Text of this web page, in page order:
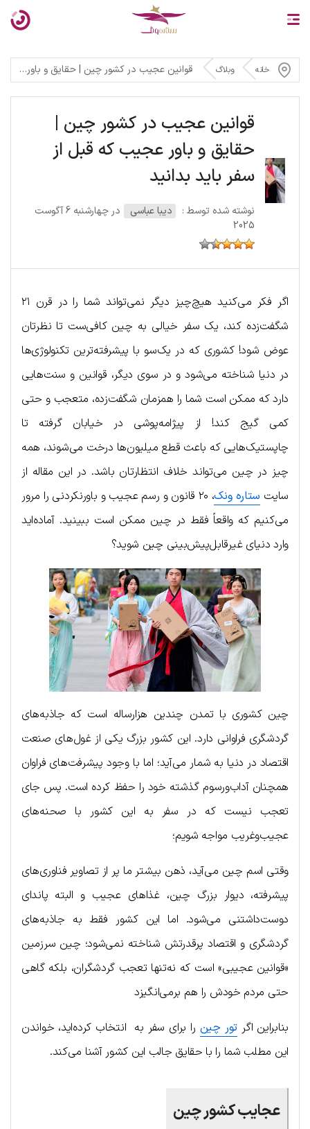
خانه وبلاگ قوانین عجیب در کشور چین | حقایق و باور عجیب که قبل از سفر باید بدانید
قوانین عجیب در کشور چین |
حقایق و باور عجیب که قبل از
سفر باید بدانید
نوشته شده توسط : دیبا عباسی
در چهارشنبه 6 آگوست
2025
اگر فکر می‌کنید هیچ‌چیز دیگر نمی‌تواند شما را در قرن ۲۱
شگفت‌زده کند، یک سفر خیالی به چین کافی‌ست تا نظرتان
عوض شود! کشوری که در یک‌سو با پیشرفته‌ترین تکنولوژی‌ها
در دنیا شناخته می‌شود و در سوی دیگر، قوانین و سنت‌هایی
دارد که ممکن است شما را همزمان شگفت‌زده، متعجب و حتی
کمی گیج کند! از پیژامه‌پوشی در خیابان گرفته تا
چاپستیک‌هایی که باعث قطع میلیون‌ها درخت می‌شوند، همه
چیز در چین می‌تواند خلاف انتظارتان باشد. در این مقاله از
سایت ستاره ونک
، ۲۰ قانون و رسم عجیب و باورنکردنی را مرور
می‌کنیم که واقعاً فقط در چین ممکن است ببینید. آماده‌اید
وارد دنیای غیرقابل‌پیش‌بینی چین شوید؟
چین کشوری با تمدن چندین هزارساله است که جاذبه‌های
گردشگری فراوانی دارد. این کشور بزرگ یکی از غول‌های صنعت
اقتصاد در دنیا به شمار می‌آید؛ اما با وجود پیشرفت‌های فراوان
همچنان آداب‌ورسوم گذشته خود را حفظ کرده است. پس جای
تعجب نیست که در سفر به این کشور با صحنه‌های
عجیب‌وغریب مواجه شویم؛
وقتی اسم چین می‌آید، ذهن بیشتر ما پر از تصاویر فناوری‌های
پیشرفته، دیوار بزرگ چین، غذاهای عجیب و البته پاندای
دوست‌داشتنی می‌شود. اما این کشور فقط به جاذبه‌های
گردشگری و اقتصاد پرقدرتش شناخته نمی‌شود؛ چین سرزمین
«قوانین عجیبی» است که نه‌تنها تعجب گردشگران، بلکه گاهی
حتی مردم خودش را هم برمی‌انگیزد
بنابراین اگر تور چین را برای سفر به انتخاب کرده‌اید، خواندن
این مطلب شما را با حقایق جالب این کشور آشنا می‌کند.
عجایب کشور چین